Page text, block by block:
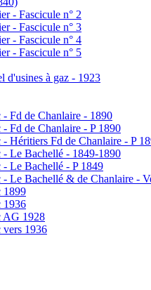
- Fascicule n° 2
- Fascicule n° 3
- Fascicule n° 4
- Fascicule n° 5
d'usines à gaz - 1923
Fd de Chanlaire - 1890
Fd de Chanlaire - P 1890
Héritiers Fd de Chanlaire - P
Le Bachellé - 1849-1890
Le Bachellé - P 1849
Le Bachellé & de Chanlaire -
1899
1936
AG 1928
1936